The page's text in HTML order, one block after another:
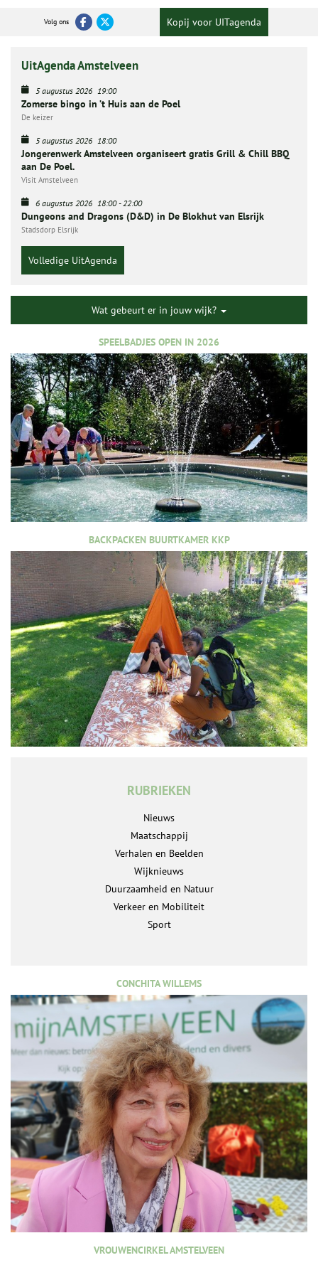
Volg ons Kopij voor UITagenda
UitAgenda Amstelveen
5 augustus 2026 19:00
Zomerse bingo in ’t Huis aan de Poel
De keizer
5 augustus 2026 18:00
Jongerenwerk Amstelveen organiseert gratis Grill & Chill BBQ
aan De Poel.
Visit Amstelveen
6 augustus 2026 18:00-22:00
Dungeons and Dragons (D&D) in De Blokhut van Elsrijk
Stadsdorp Elsrijk
Volledige UitAgenda
Wat gebeurt er in jouw wijk?
SPEELBADJES OPEN IN 2026
BACKPACKEN BUURTKAMER KKP
RUBRIEKEN
Nieuws
Maatschappij
Verhalen en Beelden
Wijknieuws
Duurzaamheid en Natuur
Verkeer en Mobiliteit
Sport
CONCHITA WILLEMS
VROUWENCIRKEL AMSTELVEEN